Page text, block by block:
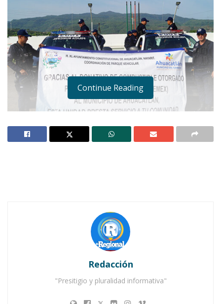
para el Ayuntamiento de Ahuacatlán de 15 mil
litros de gasolina Magna y 15 mil litros de diésel
de parte de Petróleos Mexicanos y sus
Organismos Subsidiarios.
Notas Relacionadas
Continue Reading
Redacción
"Presitigio y pluralidad informativa"